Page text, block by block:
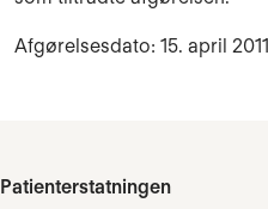
Afgørelsesdato: 15. april 2011
Patienterstatningen